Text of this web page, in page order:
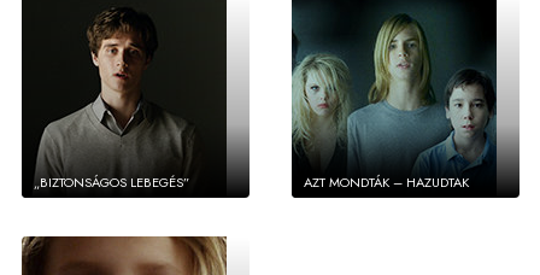
„BIZTONSÁGOS LEBEGÉS” AZT MONDTÁK – HAZUDTAK